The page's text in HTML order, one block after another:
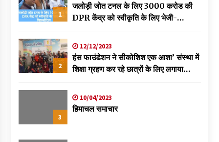
1
जलोड़ी जोत टनल के लिए 3000 करोड की
DPR केंद्र को स्वीकृति के लिए भेजी-
2
12/12/2023
हंस फाउंडेशन ने सीकोशिश एक आशा’ संस्था में
शिक्षा ग्रहण कर रहे छात्रों के लिए लगाया
3
10/04/2023
हिमाचल समाचार